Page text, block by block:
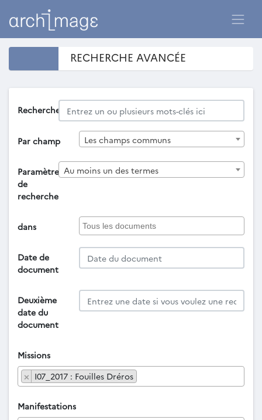
RECHERCHE AVANCÉE
Recherche
Par champ Les champs communs
Paramètres
de
recherche
Au moins un des termes
dans
Date de
document
Deuxième
date du
document
Missions
× I07_2017 : Fouilles Dréros
Manifestations